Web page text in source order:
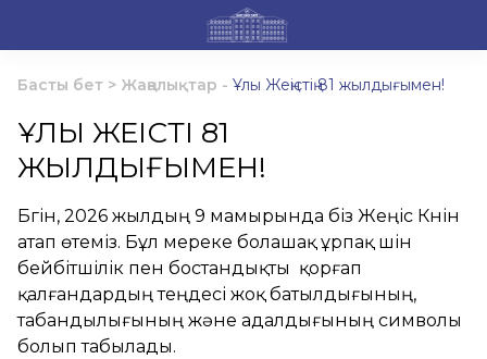
Басты бет > Жаңалықтар - Ұлы Жеңістің 81 жылдығымен!
ҰЛЫ ЖЕҢІСТІҢ 81
ЖЫЛДЫҒЫМЕН!
Бүгін, 2026 жылдың 9 мамырында біз Жеңіс Күнін
атап өтеміз. Бұл мереке болашақ ұрпақ үшін
бейбітшілік пен бостандықты қорғап
қалғандардың теңдесі жоқ батылдығының,
табандылығының және адалдығының символы
болып табылады.